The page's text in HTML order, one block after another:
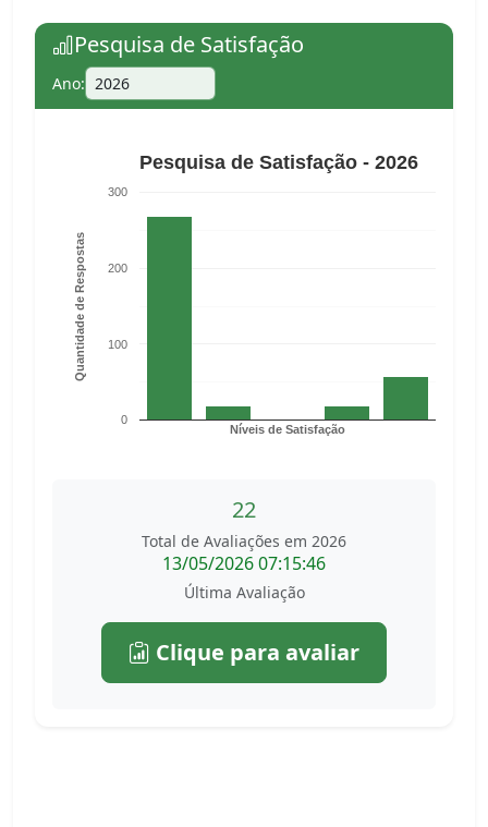
Pesquisa de Satisfação
Ano:
Pesquisa de Satisfação - 2026
0
100
200
300
Níveis de Satisfação
Quantidade de Respostas
22
Total de Avaliações em 2026
13/05/2026 07:15:46
Última Avaliação
Clique para avaliar